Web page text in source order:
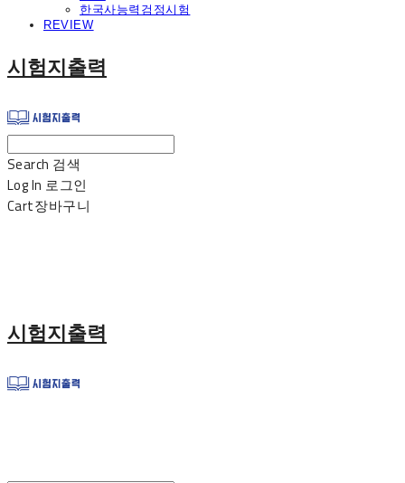
한국사능력검정시험
REVIEW
시험지출력
Search 검색
Log In 로그인
Cart장바구니
시험지출력